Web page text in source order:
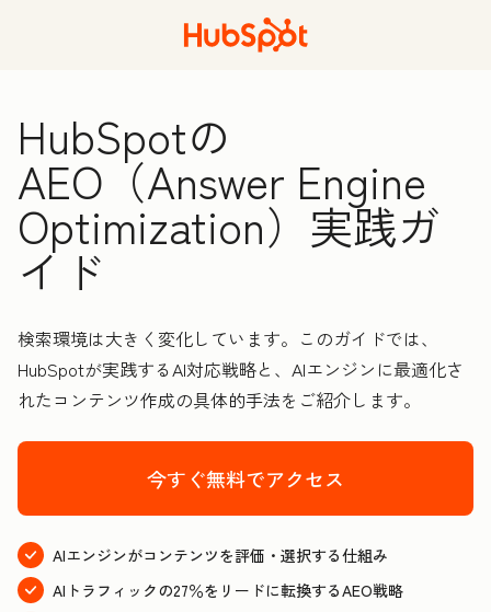
HubSpotの
AEO（Answer Engine
Optimization）実践ガ
イド
検索環境は大きく変化しています。このガイドでは、
HubSpotが実践するAI対応戦略と、AIエンジンに最適化さ
れたコンテンツ作成の具体的手法をご紹介します。
今すぐ無料でアクセス
AIエンジンがコンテンツを評価・選択する仕組み
AIトラフィックの27％をリードに転換するAEO戦略